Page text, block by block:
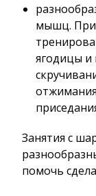
мышц.
ягодицы и
Занятия с
помочь